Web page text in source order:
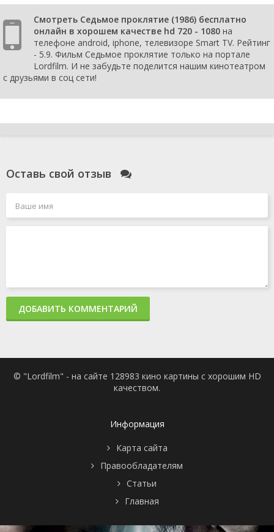
Смотреть Седьмое проклятие (1986) бесплатно
онлайн в хорошем качестве hd 720 - 1080 на
телефоне android, iphone, телевизоре Smart TV. Рейтинг
- 5.9. Фильм Седьмое проклятие только на портале
Lordfilm. И не забудьте поделится нашим кинотеатром
с друзьями в соц сети!
Оставь свой отзыв
ДОБАВИТЬ КОММЕНТАРИЙ
© "Lordfilm" - на сайте 128983 кино картины с хорошим HD
качеством.
Информация
Карта сайта
Правообладателям
Статьи
Главная